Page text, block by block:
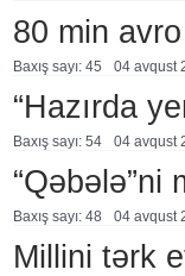
80 min
Baxış sayı: 45 04 avqust
“Hazırda
Baxış sayı: 54 04 avqust
“Qəbələ”ni
Baxış sayı: 48 04 avqust
Millini tərk